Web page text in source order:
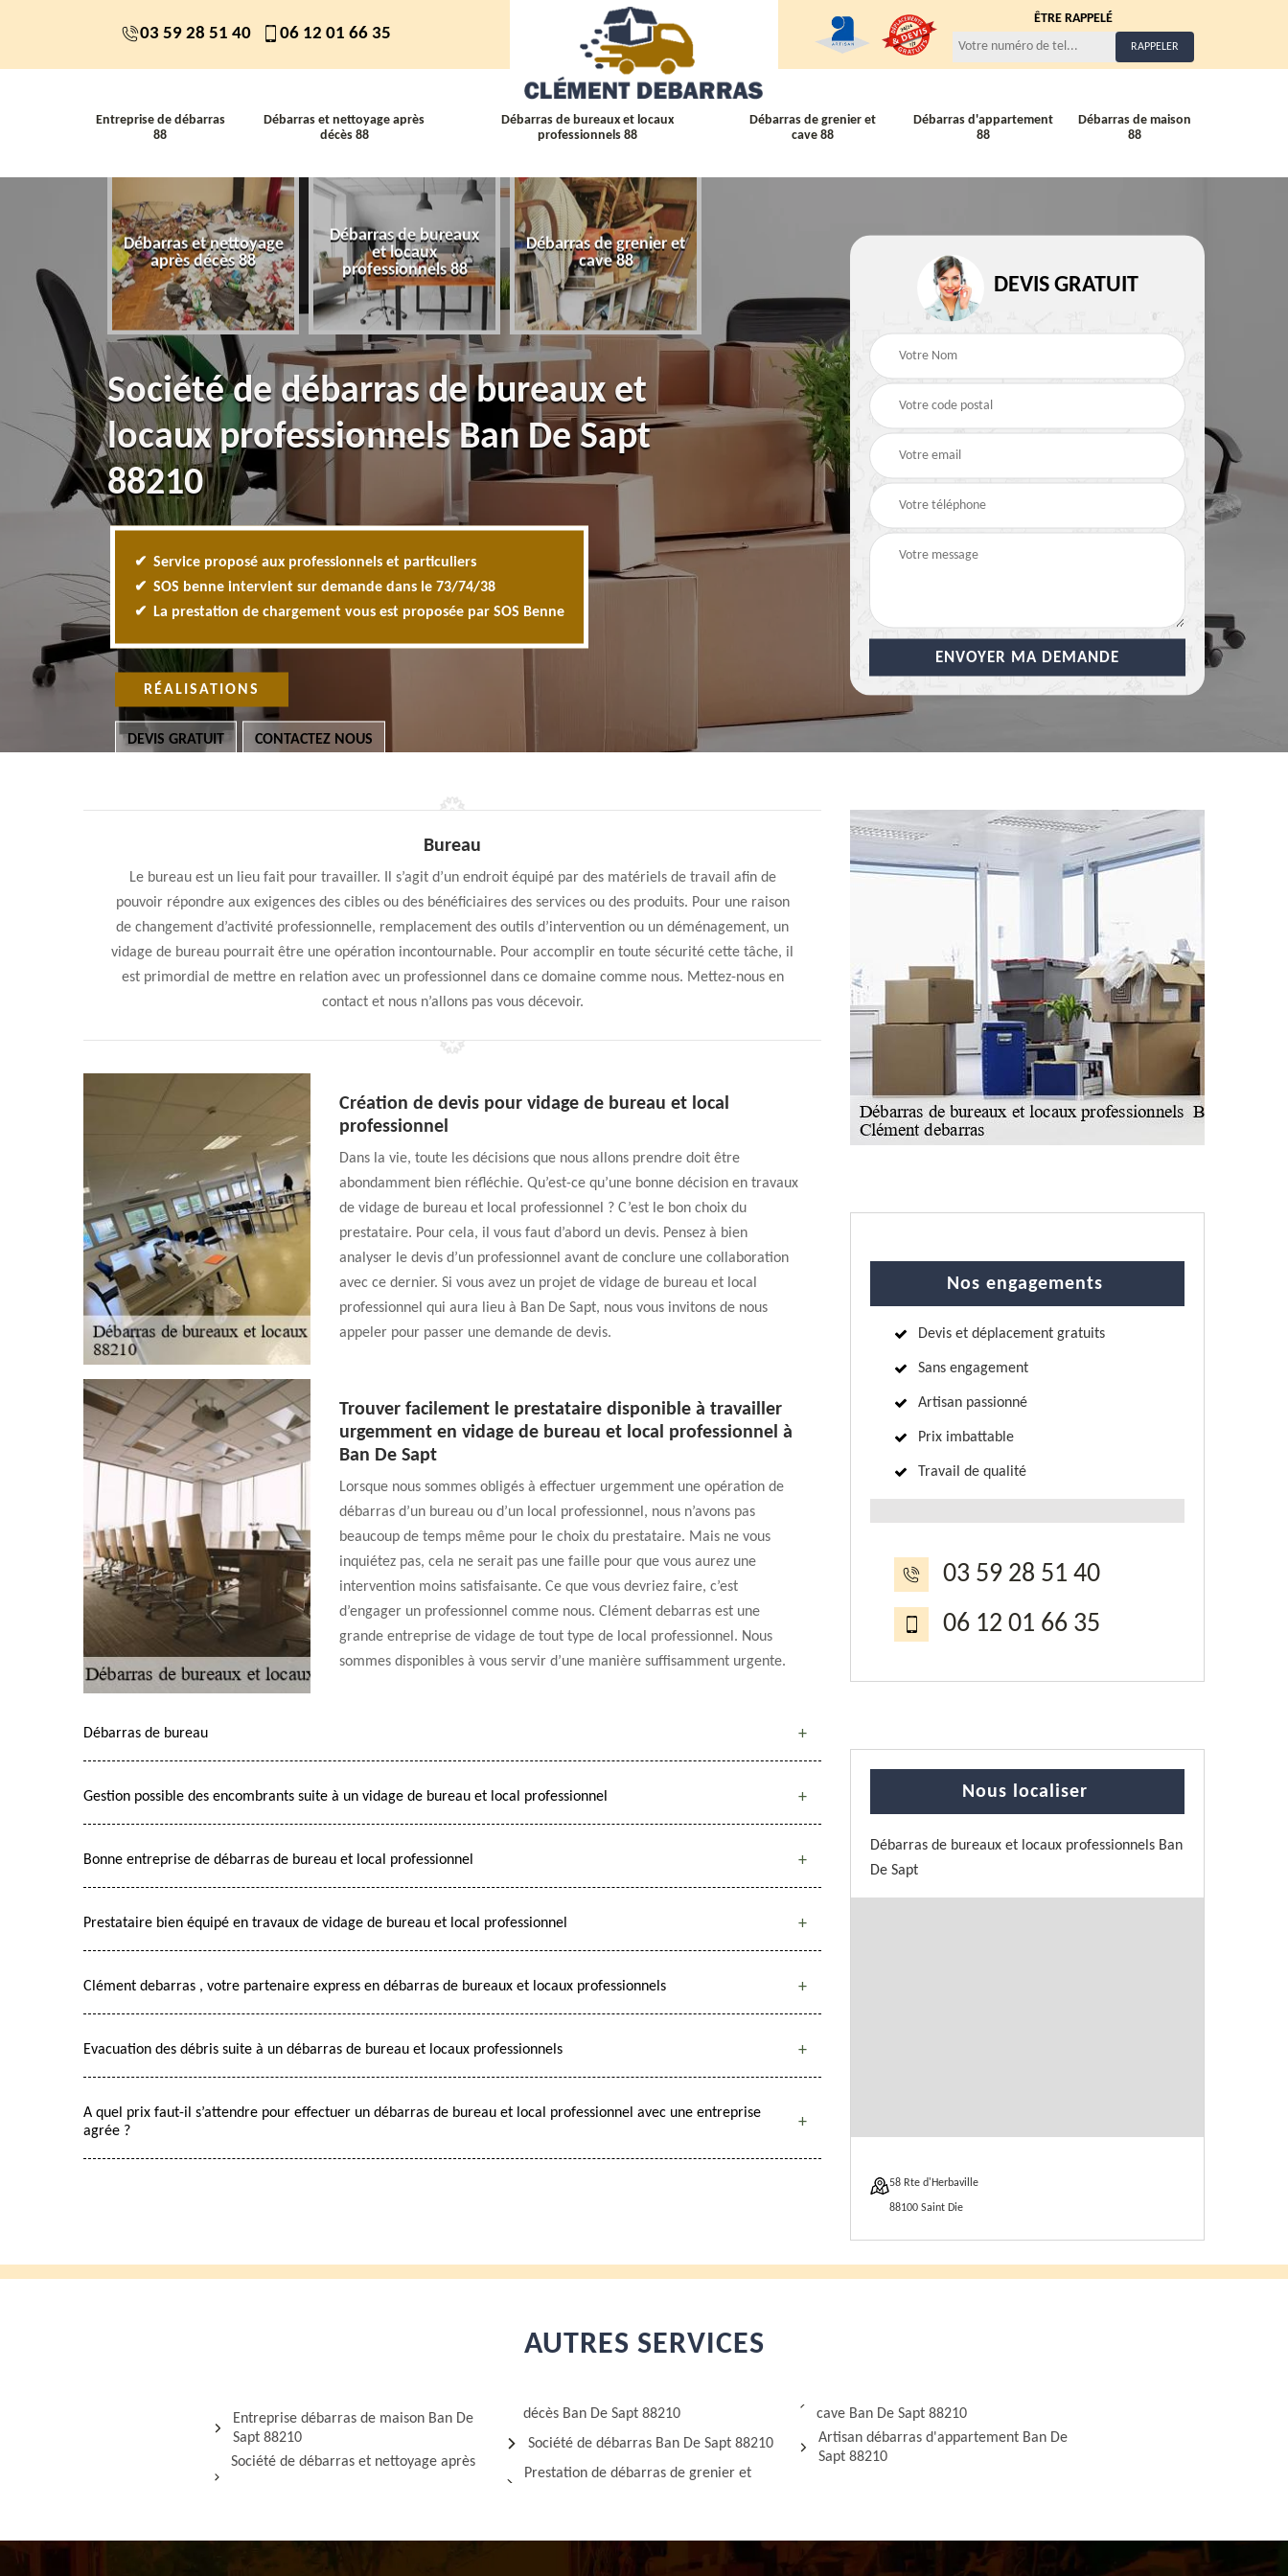
03 59 28 51 40 06 12 01 66 35
ÊTRE RAPPELÉ
Entreprise de débarras
88
Débarras et nettoyage après
décès 88
Débarras de bureaux et locaux
professionnels 88
Débarras de grenier et
cave 88
Débarras d'appartement
88
Débarras de maison
88
Débarras et nettoyage
après décès 88
Débarras de bureaux
et locaux
professionnels 88
Débarras de grenier et
cave 88
Débarras de maison 88
Entreprise de
Société de débarras de bureaux et
locaux professionnels Ban De Sapt
88210
Service proposé aux professionnels et particuliers
SOS benne intervient sur demande dans le 73/74/38
La prestation de chargement vous est proposée par SOS Benne
RÉALISATIONS
DEVIS GRATUIT CONTACTEZ NOUS
DEVIS GRATUIT
Bureau
Le bureau est un lieu fait pour travailler. Il s’agit d’un endroit équipé par des matériels de travail afin de
pouvoir répondre aux exigences des cibles ou des bénéficiaires des services ou des produits. Pour une raison
de changement d’activité professionnelle, remplacement des outils d’intervention ou un déménagement, un
vidage de bureau pourrait être une opération incontournable. Pour accomplir en toute sécurité cette tâche, il
est primordial de mettre en relation avec un professionnel dans ce domaine comme nous. Mettez-nous en
contact et nous n’allons pas vous décevoir.
Création de devis pour vidage de bureau et local
professionnel
Dans la vie, toute les décisions que nous allons prendre doit être
abondamment bien réfléchie. Qu’est-ce qu’une bonne décision en travaux
de vidage de bureau et local professionnel ? C’est le bon choix du
prestataire. Pour cela, il vous faut d’abord un devis. Pensez à bien
analyser le devis d’un professionnel avant de conclure une collaboration
avec ce dernier. Si vous avez un projet de vidage de bureau et local
professionnel qui aura lieu à Ban De Sapt, nous vous invitons de nous
appeler pour passer une demande de devis.
Trouver facilement le prestataire disponible à travailler
urgemment en vidage de bureau et local professionnel à
Ban De Sapt
Lorsque nous sommes obligés à effectuer urgemment une opération de
débarras d’un bureau ou d’un local professionnel, nous n’avons pas
beaucoup de temps même pour le choix du prestataire. Mais ne vous
inquiétez pas, cela ne serait pas une faille pour que vous aurez une
intervention moins satisfaisante. Ce que vous devriez faire, c’est
d’engager un professionnel comme nous. Clément debarras est une
grande entreprise de vidage de tout type de local professionnel. Nous
sommes disponibles à vous servir d’une manière suffisamment urgente.
Débarras de bureau
Gestion possible des encombrants suite à un vidage de bureau et local professionnel
Bonne entreprise de débarras de bureau et local professionnel
Prestataire bien équipé en travaux de vidage de bureau et local professionnel
Clément debarras , votre partenaire express en débarras de bureaux et locaux professionnels
Evacuation des débris suite à un débarras de bureau et locaux professionnels
A quel prix faut-il s’attendre pour effectuer un débarras de bureau et local professionnel avec une entreprise
agrée ?
Nos engagements
Devis et déplacement gratuits
Sans engagement
Artisan passionné
Prix imbattable
Travail de qualité
03 59 28 51 40
06 12 01 66 35
Nous localiser
Débarras de bureaux et locaux professionnels Ban
De Sapt
58 Rte d'Herbaville
88100 Saint Die
AUTRES SERVICES
Entreprise débarras de maison Ban De
Sapt 88210
Société de débarras et nettoyage après
décès Ban De Sapt 88210
Société de débarras Ban De Sapt 88210
Prestation de débarras de grenier et
cave Ban De Sapt 88210
Artisan débarras d'appartement Ban De
Sapt 88210